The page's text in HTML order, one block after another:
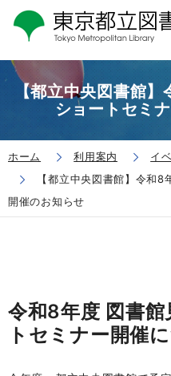
【都立中央図書館
ショートセミ
ホーム 利用案内 イ
【都立中央図書館】令和
開催のお知らせ
令和8年度 図書
トセミナー開催